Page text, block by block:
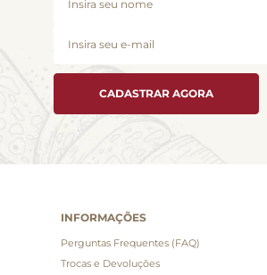
CADASTRAR AGORA
INFORMAÇÕES
Perguntas Frequentes (FAQ)
Trocas e Devoluções